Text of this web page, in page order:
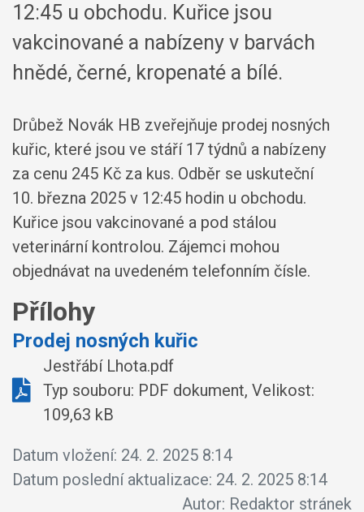
12:45 u obchodu. Kuřice jsou
vakcinované a nabízeny v barvách
hnědé, černé, kropenaté a bílé.
Drůbež Novák HB zveřejňuje prodej nosných
kuřic, které jsou ve stáří 17 týdnů a nabízeny
za cenu 245 Kč za kus. Odběr se uskuteční
10. března 2025 v 12:45 hodin u obchodu.
Kuřice jsou vakcinované a pod stálou
veterinární kontrolou. Zájemci mohou
objednávat na uvedeném telefonním čísle.
Přílohy
Prodej nosných kuřic
Jestřábí Lhota.pdf
Typ souboru: PDF dokument, Velikost:
109,63 kB
Datum vložení: 24. 2. 2025 8:14
Datum poslední aktualizace: 24. 2. 2025 8:14
Autor: Redaktor stránek